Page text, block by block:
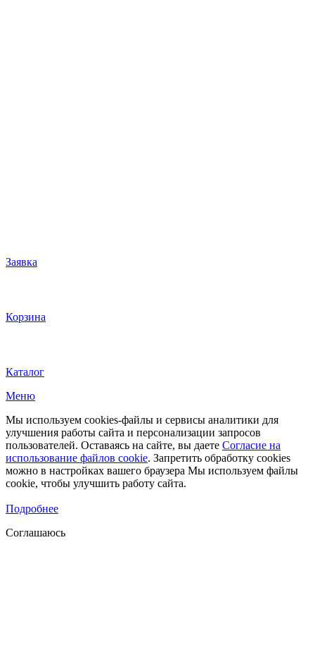
Заявка
Корзина
Каталог
Меню
Мы используем cookies-файлы и сервисы аналитики для
улучшения работы сайта и персонализации запросов
пользователей. Оставаясь на сайте, вы даете Согласие на
использование файлов cookie. Запретить обработку cookies
можно в настройках вашего браузера Мы используем файлы
cookie, чтобы улучшить работу сайта.
Подробнее
Соглашаюсь